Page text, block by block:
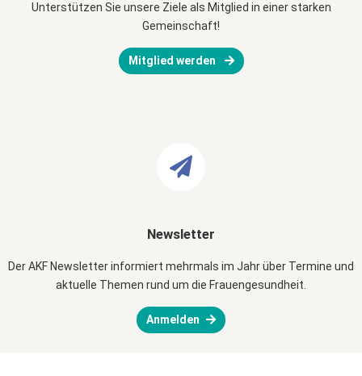
Unterstützen Sie unsere Ziele als Mitglied in einer starken
Gemeinschaft!
Mitglied werden
Newsletter
Der AKF Newsletter informiert mehrmals im Jahr über Termine und
aktuelle Themen rund um die Frauengesundheit.
Anmelden